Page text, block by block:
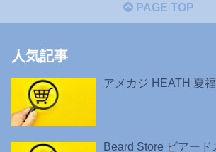
PAGE TOP
人気記事
アメカジ HEATH 夏
Beard Store ビアード